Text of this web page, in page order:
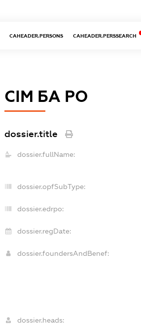
CAHEADER.PERSONS CAHEADER.PERSSEARCH
СІМ БА РО
dossier.title
dossier.fullName:
dossier.opfSubType:
dossier.edrpo:
dossier.regDate:
dossier.foundersAndBenef:
dossier.heads: